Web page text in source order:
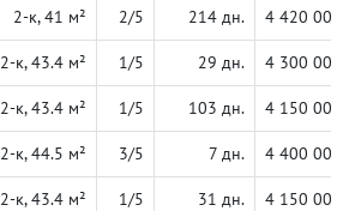
2-к, 41 м² 2/5 214 дн. 4 420 000
2-к, 43.4 м² 1/5 29 дн. 4 300 000
2-к, 43.4 м² 1/5 103 дн. 4 150 000
2-к, 44.5 м² 3/5 7 дн. 4 400 000
2-к, 43.4 м² 1/5 31 дн. 4 150 000